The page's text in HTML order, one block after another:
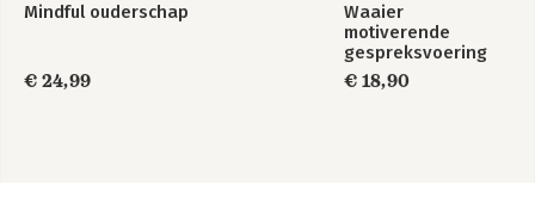
Mindful ouderschap
€ 24,99
Waaier
motiverende
gespreksvoering
€ 18,90